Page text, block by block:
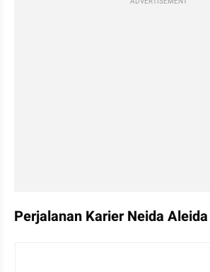
Perjalanan Karier Neida Aleida